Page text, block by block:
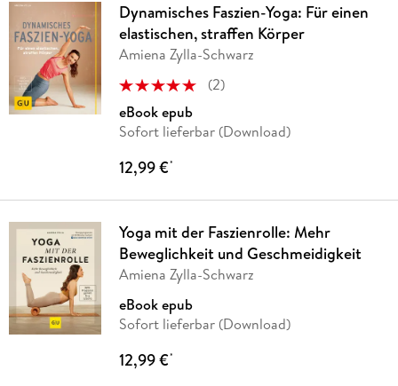
Dynamisches Faszien-Yoga: Für einen
elastischen, straffen Körper
Amiena Zylla-Schwarz
(2)
eBook epub
Sofort lieferbar (Download)
12,99 €*
Yoga mit der Faszienrolle: Mehr
Beweglichkeit und Geschmeidigkeit
Amiena Zylla-Schwarz
eBook epub
Sofort lieferbar (Download)
12,99 €*